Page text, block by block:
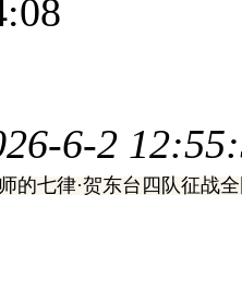
6-2
的七律·贺东台四队征战